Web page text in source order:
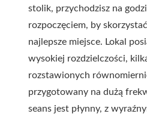
stolik, przychodzisz na
rozpoczęciem, by
najlepsze miejsce. Lokal
wysokiej rozdzielczości,
rozstawionych
przygotowany na dużą
seans jest płynny, z